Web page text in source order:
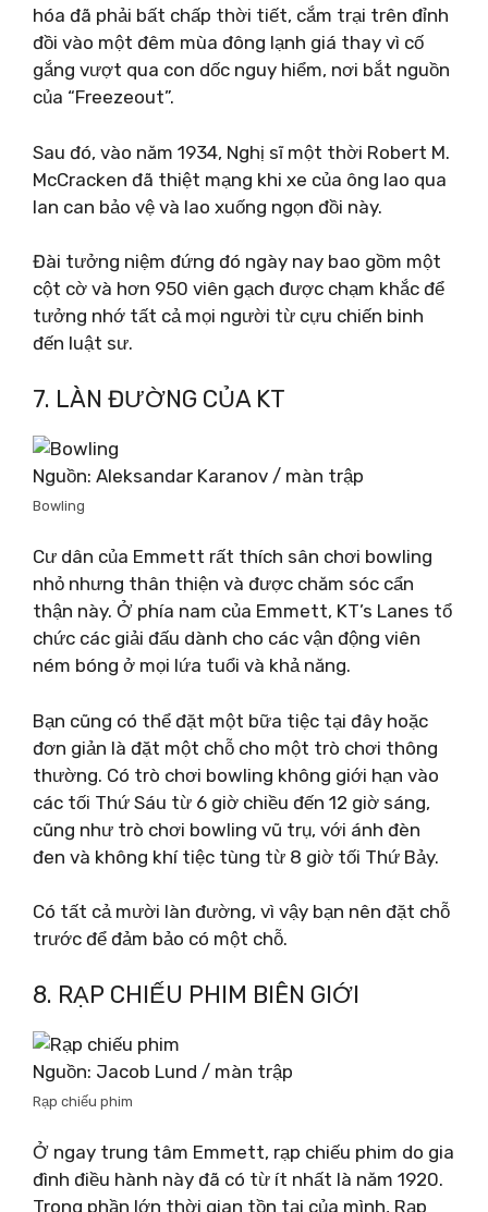
hóa đã phải bất chấp thời tiết, cắm trại trên đỉnh
đồi vào một đêm mùa đông lạnh giá thay vì cố
gắng vượt qua con dốc nguy hiểm, nơi bắt nguồn
của “Freezeout”.
Sau đó, vào năm 1934, Nghị sĩ một thời Robert M.
McCracken đã thiệt mạng khi xe của ông lao qua
lan can bảo vệ và lao xuống ngọn đồi này.
Đài tưởng niệm đứng đó ngày nay bao gồm một
cột cờ và hơn 950 viên gạch được chạm khắc để
tưởng nhớ tất cả mọi người từ cựu chiến binh
đến luật sư.
7. LÀN ĐƯỜNG CỦA KT
Nguồn: Aleksandar Karanov / màn trập
Bowling
Cư dân của Emmett rất thích sân chơi bowling
nhỏ nhưng thân thiện và được chăm sóc cẩn
thận này. Ở phía nam của Emmett, KT’s Lanes tổ
chức các giải đấu dành cho các vận động viên
ném bóng ở mọi lứa tuổi và khả năng.
Bạn cũng có thể đặt một bữa tiệc tại đây hoặc
đơn giản là đặt một chỗ cho một trò chơi thông
thường. Có trò chơi bowling không giới hạn vào
các tối Thứ Sáu từ 6 giờ chiều đến 12 giờ sáng,
cũng như trò chơi bowling vũ trụ, với ánh đèn
đen và không khí tiệc tùng từ 8 giờ tối Thứ Bảy.
Có tất cả mười làn đường, vì vậy bạn nên đặt chỗ
trước để đảm bảo có một chỗ.
8. RẠP CHIẾU PHIM BIÊN GIỚI
Nguồn: Jacob Lund / màn trập
Rạp chiếu phim
Ở ngay trung tâm Emmett, rạp chiếu phim do gia
đình điều hành này đã có từ ít nhất là năm 1920.
Trong phần lớn thời gian tồn tại của mình, Rạp